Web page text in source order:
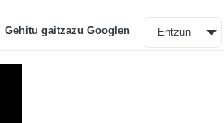
Gehitu gaitzazu Googlen Entzun